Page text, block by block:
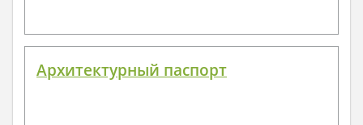
Архитектурный паспорт